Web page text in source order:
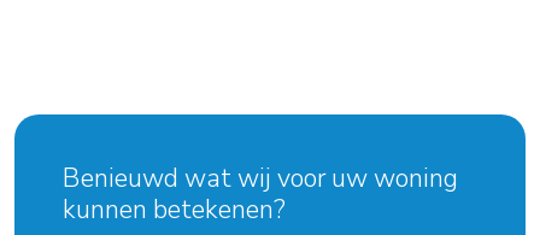
Benieuwd wat wij voor uw woning
kunnen betekenen?